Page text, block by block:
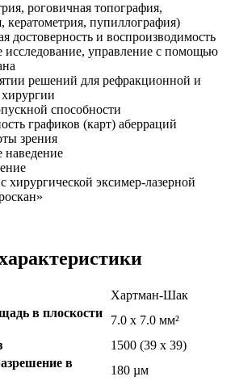
роговичная топография,
кератометрия, пупиллография)
достоверность и воспроизводимость
исследование, управление с помощью
решений для рефракционной и
хирургии
способности
графиков (карт) аберраций
зрения
наведение
хирургической эксимер-лазерной
Хартман-Шак
в плоскости
7.0 х 7.0 мм²
1500 (39 х 39)
в
180 µм